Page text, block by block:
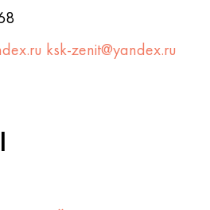
ksk-zenit@yandex.ru